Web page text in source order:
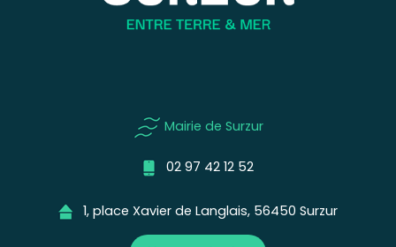
Mairie de Surzur
02 97 42 12 52
1, place Xavier de Langlais, 56450 Surzur